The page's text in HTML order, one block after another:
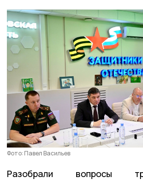
Фото: Павел Васильев
Разобрали вопросы